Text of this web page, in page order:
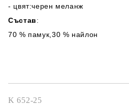
- цвят:черен меланж
Състав :
70 % памук,30 % найлон
K 652-25